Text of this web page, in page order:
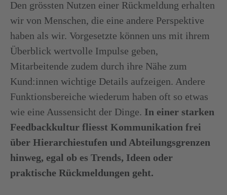
Den grössten Nutzen einer Rückmeldung erhalten
wir von Menschen, die eine andere Perspektive
haben als wir. Vorgesetzte können uns mit ihrem
Überblick wertvolle Impulse geben,
Mitarbeitende zudem durch ihre Nähe zum
Kund:innen wichtige Details aufzeigen. Andere
Funktionsbereiche wiederum haben oft so etwas
wie eine Aussensicht der Dinge. In einer starken
Feedbackkultur fliesst Kommunikation frei
über Hierarchiestufen und Abteilungsgrenzen
hinweg, egal ob es Trends, Ideen oder
praktische Rückmeldungen geht.